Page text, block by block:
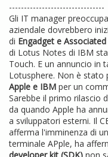
--------------------------------
Gli IT manager
aziendale dovrebbero
di Engadget e
di Lotus Notes di IBM
Touch. E un annuncio in
Lotusphere. Non è stato
Apple e IBM per un
Sarebbe il primo rilascio
da quando Apple ha
a sviluppatori esterni. Il
afferma l'imminenza di
terminale APple, ha